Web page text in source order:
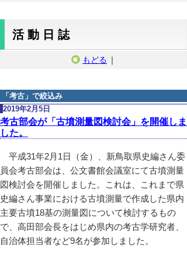
活動日誌
もどる ｜
「 考古 」で絞込み
2019年2月5日
考古部会が「古墳測量図検討会」を開催しま
した。
平成31年2月1日（金）、新鳥取県史編さん委
員会考古部会は、公文書館会議室にて古墳測量
図検討会を開催しました。これは、これまで県
史編さん事業における古墳測量で作成した県内
主要古墳18基の測量図について検討するもの
で、高田部会長をはじめ県内の考古学研究者、
自治体担当者など9名が参加しました。